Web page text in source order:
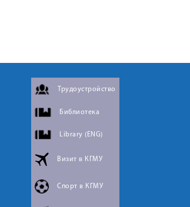
Трудоустройство
Библиотека
Library (ENG)
Визит в КГМУ
Спорт в КГМУ